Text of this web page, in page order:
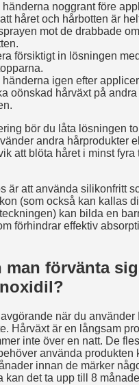
händerna noggrant före
håret och hårbotten är
mot de drabbade
försiktigt in lösningen
händerna igen efter
oönskad hårväxt på
bör du låta lösningen
andra hårprodukter
att blöta håret i minst fyra
är att använda silikonfritt
(som också kan kallas
kan bilda en
förhindrar effektiv
man förvänta
när du använder
Hårväxt är en långsam
inte över en natt. De
använda produkten
innan de märker
kan det ta upp till 8